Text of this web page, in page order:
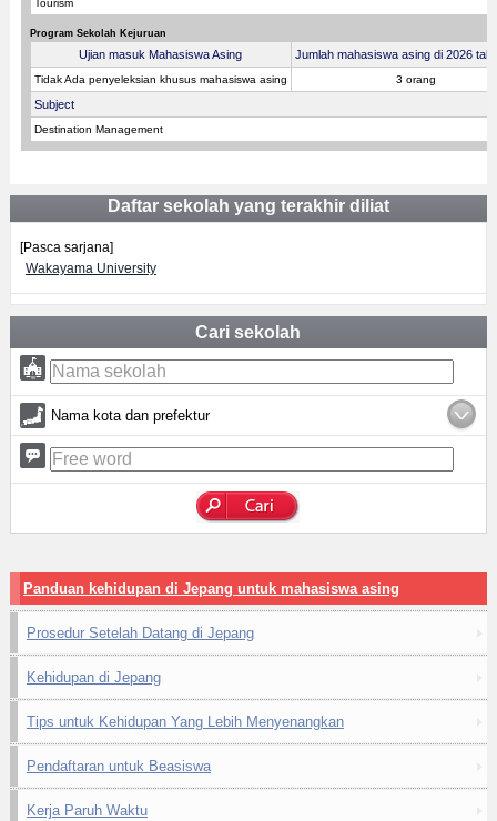
Tourism
Program Sekolah Kejuruan
Ujian masuk Mahasiswa Asing Jumlah mahasiswa asing di 2026
Tidak Ada penyeleksian khusus mahasiswa asing 3 orang
Subject
Destination Management
Daftar sekolah yang terakhir diliat
[Pasca sarjana]
Wakayama University
Cari sekolah
Nama kota dan prefektur
Panduan kehidupan di Jepang untuk mahasiswa asing
Prosedur Setelah Datang di Jepang
Kehidupan di Jepang
Tips untuk Kehidupan Yang Lebih Menyenangkan
Pendaftaran untuk Beasiswa
Kerja Paruh Waktu